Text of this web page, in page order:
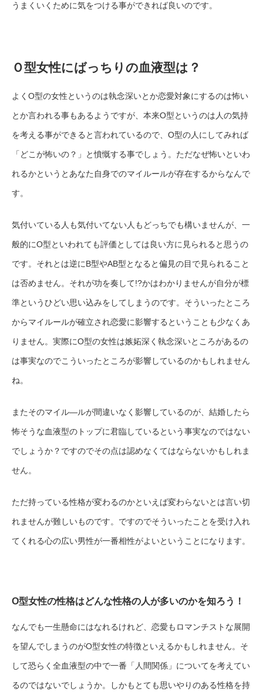
うまくいくために気をつける事ができれば良いのです。
Ｏ型女性にばっちりの血液型は？
よくO型の女性というのは執念深いとか恋愛対象にするのは怖い
とか言われる事もあるようですが、本来O型というのは人の気持
を考える事ができると言われているので、O型の人にしてみれば
「どこが怖いの？」と憤慨する事でしょう。ただなぜ怖いといわ
れるかというとあなた自身でのマイルールが存在するからなんで
す。
気付いている人も気付いてない人もどっちでも構いませんが、一
般的にO型といわれても評価としては良い方に見られると思うの
です。それとは逆にB型やAB型となると偏見の目で見られること
は否めません。それが功を奏して!?かはわかりませんが自分が標
準というひどい思い込みをしてしまうのです。そういったところ
からマイルールが確立され恋愛に影響するということも少なくあ
りません。実際にO型の女性は嫉妬深く執念深いところがあるの
は事実なのでこういったところが影響しているのかもしれません
ね。
またそのマイル―ルが間違いなく影響しているのが、結婚したら
怖そうな血液型のトップに君臨しているという事実なのではない
でしょうか？ですのでその点は認めなくてはならないかもしれま
せん。
ただ持っている性格が変わるのかといえば変わらないとは言い切
れませんが難しいものです。ですのでそういったことを受け入れ
てくれる心の広い男性が一番相性がよいということになります。
O型女性の性格はどんな性格の人が多いのかを知ろう！
なんでも一生懸命にはなれるけれど、恋愛もロマンチストな展開
を望んでしまうのがO型女性の特徴といえるかもしれません。そ
して恐らく全血液型の中で一番「人間関係」についてを考えてい
るのではないでしょうか。しかもとても思いやりのある性格を持